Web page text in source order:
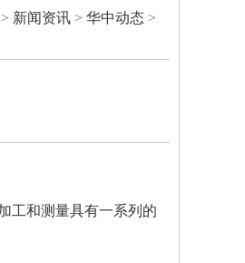
> 新闻资讯 > 华中动态 >
工和测量具有一系列的